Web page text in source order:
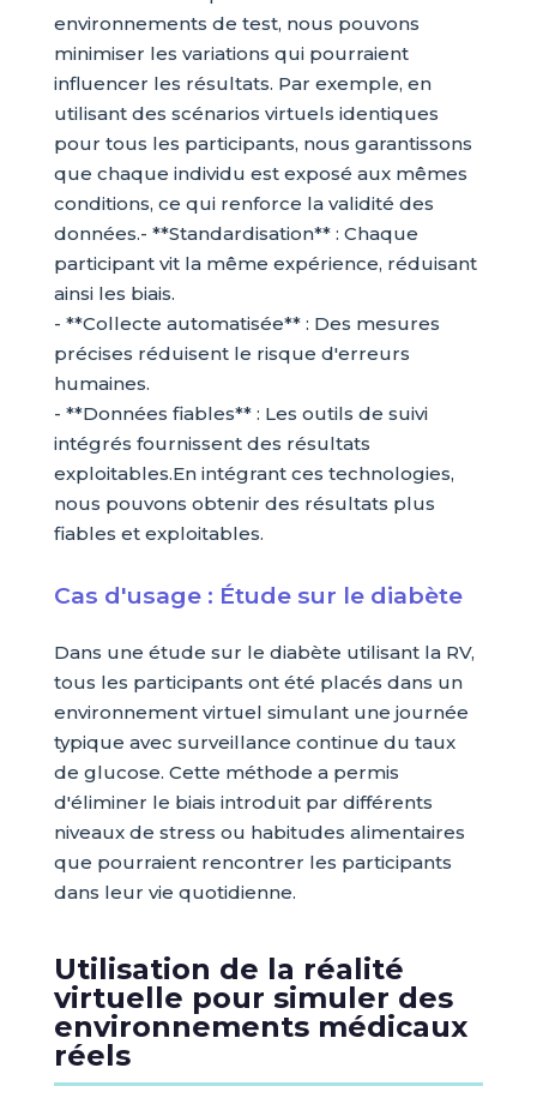
environnements de test, nous pouvons
minimiser les variations qui pourraient
influencer les résultats. Par exemple, en
utilisant des scénarios virtuels identiques
pour tous les participants, nous garantissons
que chaque individu est exposé aux mêmes
conditions, ce qui renforce la validité des
données.- **Standardisation** : Chaque
participant vit la même expérience, réduisant
ainsi les biais.
- **Collecte automatisée** : Des mesures
précises réduisent le risque d'erreurs
humaines.
- **Données fiables** : Les outils de suivi
intégrés fournissent des résultats
exploitables.En intégrant ces technologies,
nous pouvons obtenir des résultats plus
fiables et exploitables.
Cas d'usage : Étude sur le diabète
Dans une étude sur le diabète utilisant la RV,
tous les participants ont été placés dans un
environnement virtuel simulant une journée
typique avec surveillance continue du taux
de glucose. Cette méthode a permis
d'éliminer le biais introduit par différents
niveaux de stress ou habitudes alimentaires
que pourraient rencontrer les participants
dans leur vie quotidienne.
Utilisation de la réalité
virtuelle pour simuler des
environnements médicaux
réels